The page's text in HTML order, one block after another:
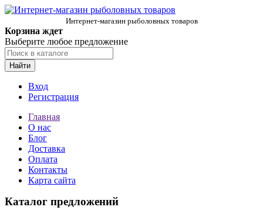
Интернет-магазин рыболовных товаров
Корзина ждет
Выберите любое предложение
Найти
Вход
Регистрация
Главная
О нас
Блог
Доставка
Оплата
Контакты
Карта сайта
Каталог предложений